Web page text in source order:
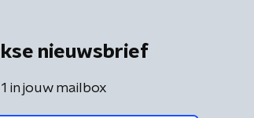
nieuwsbrief
in jouw mailbox